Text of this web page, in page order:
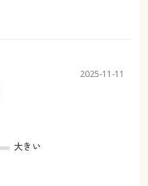
2025-11-11
大きい